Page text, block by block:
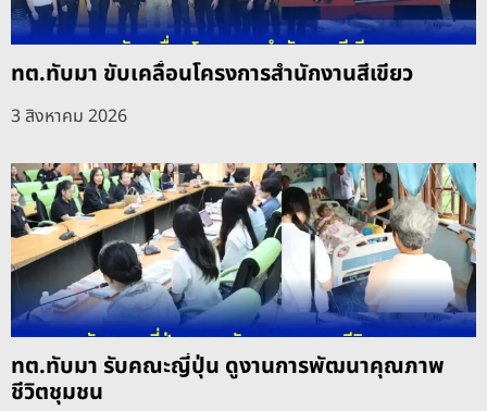
ทต.ทับมา ขับเคลื่อนโครงการสำนักงานสีเขียว
3 สิงหาคม 2026
ทต.ทับมา รับคณะญี่ปุ่น ดูงานการพัฒนาคุณภาพ
ชีวิตชุมชน